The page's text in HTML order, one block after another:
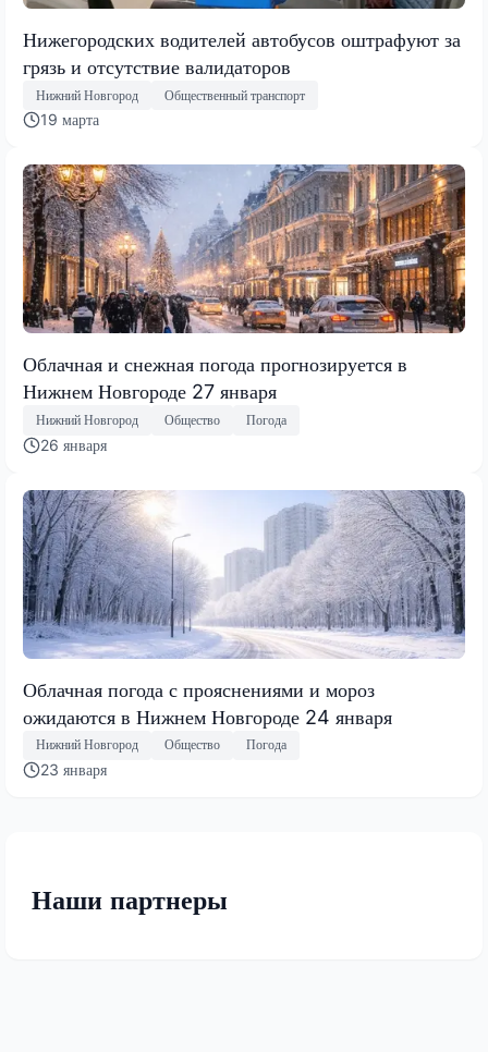
Нижегородских водителей автобусов оштрафуют за
грязь и отсутствие валидаторов
Нижний Новгород Общественный транспорт
19 марта
Облачная и снежная погода прогнозируется в
Нижнем Новгороде 27 января
Нижний Новгород Общество Погода
26 января
Облачная погода с прояснениями и мороз
ожидаются в Нижнем Новгороде 24 января
Нижний Новгород Общество Погода
23 января
Наши партнеры